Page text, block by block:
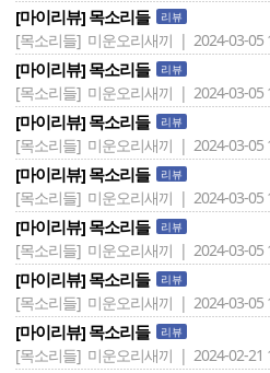
[마이리뷰] 목소리들 리뷰
[목소리들] 미운오리새끼 | 2024-03-05
[마이리뷰] 목소리들 리뷰
[목소리들] 미운오리새끼 | 2024-03-05
[마이리뷰] 목소리들 리뷰
[목소리들] 미운오리새끼 | 2024-03-05
[마이리뷰] 목소리들 리뷰
[목소리들] 미운오리새끼 | 2024-03-05
[마이리뷰] 목소리들 리뷰
[목소리들] 미운오리새끼 | 2024-03-05
[마이리뷰] 목소리들 리뷰
[목소리들] 미운오리새끼 | 2024-03-05
[마이리뷰] 목소리들 리뷰
[목소리들] 미운오리새끼 | 2024-02-21